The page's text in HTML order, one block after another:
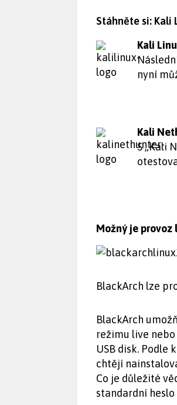
Stáhněte si: Kali
Kali
nyní
Kali
S „Kali
Možný je
BlackArch lze
BlackArch
režimu live
USB disk.
chtějí
Co je důležité
standardní